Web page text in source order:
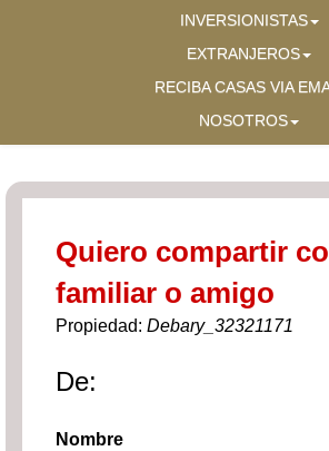
INVERSIONISTAS
EXTRANJEROS
RECIBA CASAS VIA
NOSOTROS
Quiero compartir
familiar o amigo
Propiedad: Debary_32321171
De:
Nombre